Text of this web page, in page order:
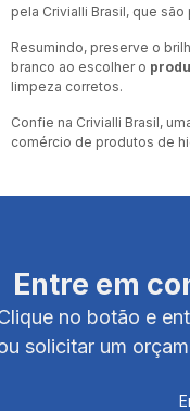
pela Crivialli Brasil, que
Resumindo, preserve o
branco ao escolher o
limpeza corretos.
Confie na Crivialli Brasil,
comércio de produtos de
Entre em
no botão e
solicitar um